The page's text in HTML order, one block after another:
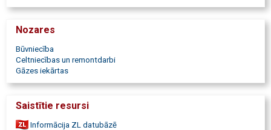
iekārtas, gāzes regulēšanas iekārtas
Nozares
Būvniecība
Celtniecības un remontdarbi
Gāzes iekārtas
Saistītie resursi
Informācija ZL datubāzē